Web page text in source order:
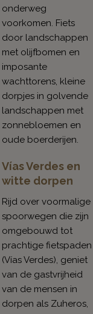
onderweg
voorkomen. Fiets
door landschappen
met olijfbomen en
imposante
wachttorens, kleine
dorpjes in golvende
landschappen met
zonnebloemen en
oude boerderijen.
Vías Verdes en
witte dorpen
Rijd over voormalige
spoorwegen die zijn
omgebouwd tot
prachtige fietspaden
(Vías Verdes), geniet
van de gastvrijheid
van de mensen in
dorpen als Zuheros,